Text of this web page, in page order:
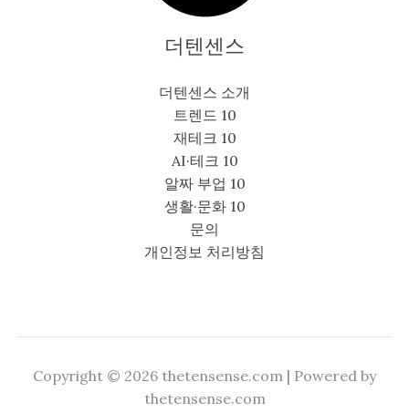
더텐센스
더텐센스 소개
트렌드 10
재테크 10
AI·테크 10
알짜 부업 10
생활·문화 10
문의
개인정보 처리방침
Copyright © 2026 thetensense.com | Powered by
thetensense.com